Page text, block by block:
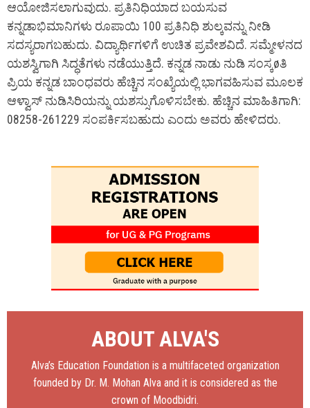
ಆಯೋಜಿಸಲಾಗುವುದು. ಪ್ರತಿನಿಧಿಯಾದ ಬಯಸುವ
ಕನ್ನಡಾಭಿಮಾನಿಗಳು ರೂಪಾಯಿ 100 ಪ್ರತಿನಿಧಿ ಶುಲ್ಕವನ್ನು ನೀಡಿ
ಸದಸ್ಯರಾಗಬಹುದು. ವಿದ್ಯಾರ್ಥಿಗಳಿಗೆ ಉಚಿತ ಪ್ರವೇಶವಿದೆ. ಸಮ್ಮೇಳನದ
ಯಶಸ್ವಿಗಾಗಿ ಸಿದ್ಧತೆಗಳು ನಡೆಯುತ್ತಿದೆ. ಕನ್ನಡ ನಾಡು ನುಡಿ ಸಂಸ್ಕøತಿ
ಪ್ರಿಯ ಕನ್ನಡ ಬಾಂಧವರು ಹೆಚ್ಚಿನ ಸಂಖ್ಯೆಯಲ್ಲಿ ಭಾಗವಹಿಸುವ ಮೂಲಕ
ಆಳ್ವಾಸ್ ನುಡಿಸಿರಿಯನ್ನು ಯಶಸ್ಸುಗೊಳಿಸಬೇಕು. ಹೆಚ್ಚಿನ ಮಾಹಿತಿಗಾಗಿ:
08258-261229 ಸಂಪರ್ಕಿಸಬಹುದು ಎಂದು ಅವರು ಹೇಳಿದರು.
ABOUT ALVA'S
Alva’s Education Foundation is a multifaceted organization
founded by Dr. M. Mohan Alva and it is considered as the
crown of Moodbidri.